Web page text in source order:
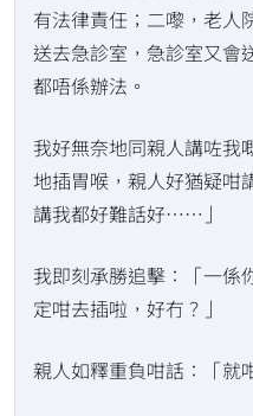
有法律責任；二嚟，老人
送去急診室，急診室又會
都唔係辦法。
我好無奈地同親人講咗我
地插胃喉，親人好猶疑咁
講我都好難話好⋯⋯」
我即刻承勝追擊：「一係
定咁去插啦，好冇？」
親人如釋重負咁話：「就